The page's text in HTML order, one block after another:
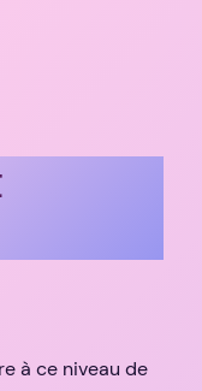
à ce niveau de